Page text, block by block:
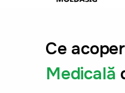
Ce
Medicală